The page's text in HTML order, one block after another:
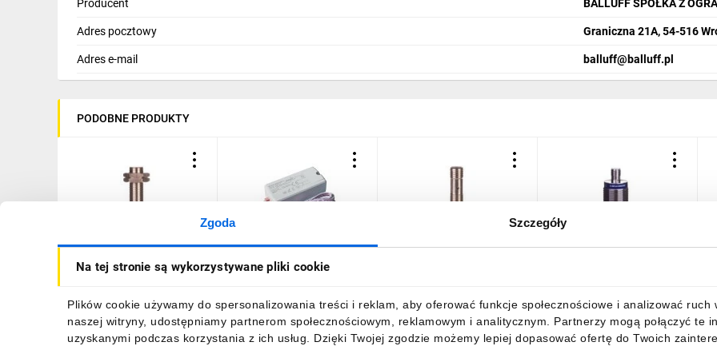
Zgoda Szczegóły
Na tej stronie są wykorzystywane pliki cookie
Plików cookie używamy do spersonalizowania treści i reklam, aby oferować funkcje społecznościowe i analizować
naszej witryny, udostępniamy partnerom społecznościowym, reklamowym i analitycznym. Partnerzy mogą połączyć
uzyskanymi podczas korzystania z ich usług. Dzięki Twojej zgodzie możemy lepiej dopasować ofertę do Twoich
Producent BALLUFF SPÓŁKA Z
Adres pocztowy Graniczna 21A, 54-516
Adres e-mail balluff@balluff.pl
PODOBNE PRODUKTY
Czujnik indukcyjny M12
Sn=4mm 10-30VDC PNP
95B063371, 1-1W94OZ
92,20 złbrutto
Czujnik zbliżeniowy 500W
jednobiegunowy B53-KZQ-
34,62 zł brutto
95B063451, 1-1W94PV
92,20 zł brutto
XS630B1PAM12
308,83 złbrutto